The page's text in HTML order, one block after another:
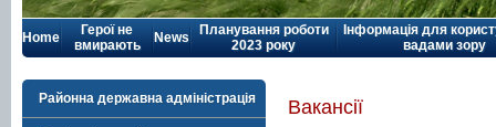
Home
Герої не
вмирають
News
Планування роботи
2023 року
Інформація для
вадами зору
Районна державна адміністрація Вакансії